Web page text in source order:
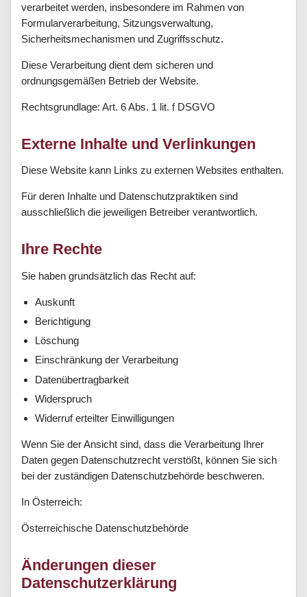
verarbeitet werden, insbesondere im Rahmen von
Formularverarbeitung, Sitzungsverwaltung,
Sicherheitsmechanismen und Zugriffsschutz.
Diese Verarbeitung dient dem sicheren und
ordnungsgemäßen Betrieb der Website.
Rechtsgrundlage: Art. 6 Abs. 1 lit. f DSGVO
Externe Inhalte und Verlinkungen
Diese Website kann Links zu externen Websites enthalten.
Für deren Inhalte und Datenschutzpraktiken sind
ausschließlich die jeweiligen Betreiber verantwortlich.
Ihre Rechte
Sie haben grundsätzlich das Recht auf:
Auskunft
Berichtigung
Löschung
Einschränkung der Verarbeitung
Datenübertragbarkeit
Widerspruch
Widerruf erteilter Einwilligungen
Wenn Sie der Ansicht sind, dass die Verarbeitung Ihrer
Daten gegen Datenschutzrecht verstößt, können Sie sich
bei der zuständigen Datenschutzbehörde beschweren.
In Österreich:
Österreichische Datenschutzbehörde
Änderungen dieser
Datenschutzerklärung